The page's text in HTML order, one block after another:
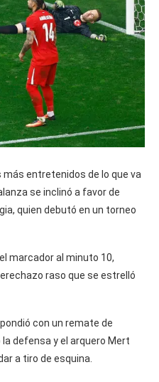
más entretenidos de lo que va
se inclinó a favor de
quien debutó en un torneo
marcador al minuto 10,
raso que se estrelló
con un remate de
defensa y el arquero Mert
a tiro de esquina.